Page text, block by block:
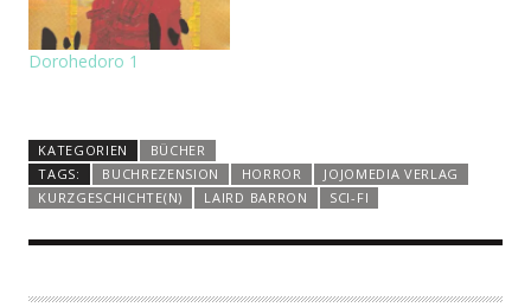
Dorohedoro 1
KATEGORIEN
BÜCHER
TAGS:
BUCHREZENSION HORROR
JOJOMEDIA VERLAG
KURZGESCHICHTE(N)
LAIRD BARRON SCI-FI